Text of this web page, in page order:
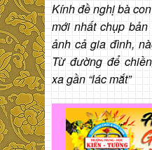
Kính đề nghị bà
mới nhất chụp
ảnh cả gia đình,
Từ đường để
xa gần “lác mắt”